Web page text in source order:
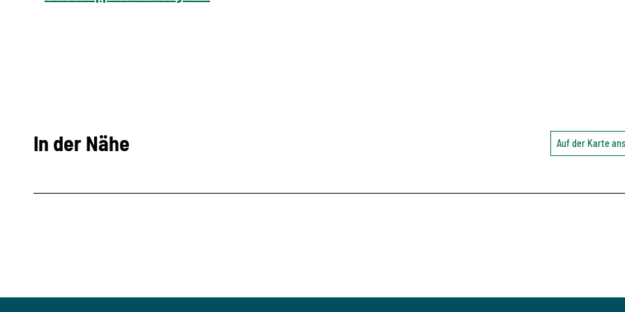
In der Nähe Auf der Karte